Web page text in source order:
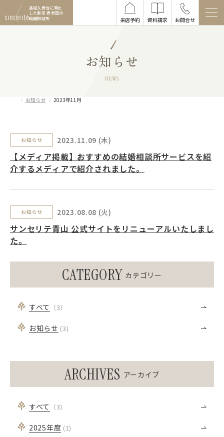
高収入男性に特化
した東京 表参道の
結婚相談所 来店予約 資料請求 お問合せ
お知らせ
NEWS
お知らせ 2023年11月
お知らせ 2023.11.09 (木)
【メディア掲載】おすすめの結婚相談所サービスを紹
介するメディアで紹介されました。
お知らせ 2023.08.08 (火)
サンセリテ青山 公式サイトをリニューアルいたしまし
た。
CATEGORY カテゴリー
すべて （3）
お知らせ (3)
ARCHIVES アーカイブ
すべて （3）
2025年度 (1)